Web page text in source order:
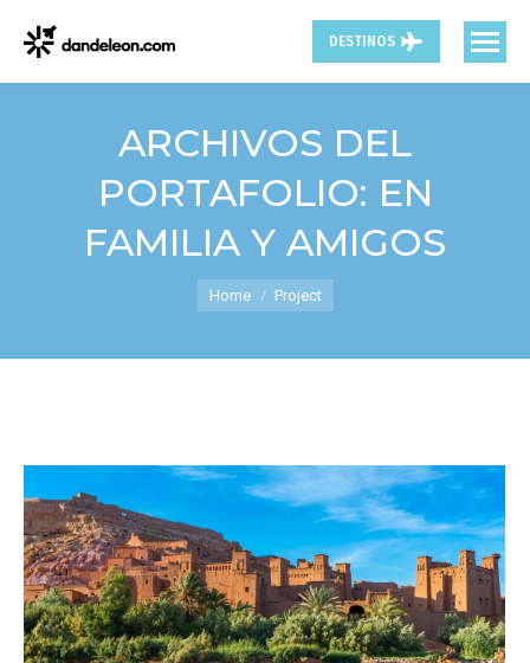
DESTINOS
ARCHIVOS DEL
PORTAFOLIO: EN
FAMILIA Y AMIGOS
You are here:
Home Project